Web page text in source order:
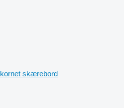
kornet skærebord